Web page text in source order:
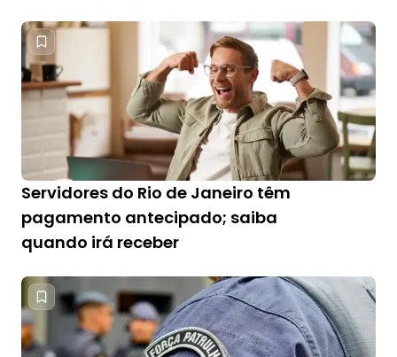
Servidores do Rio de Janeiro têm
pagamento antecipado; saiba
quando irá receber